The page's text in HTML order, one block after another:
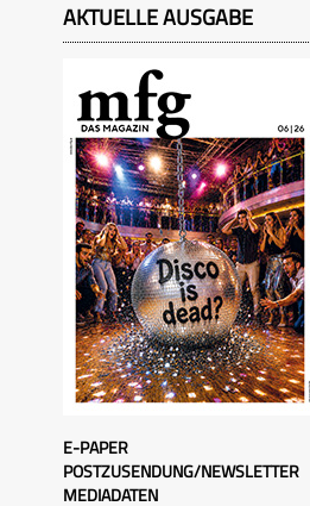
AKTUELLE AUSGABE
E-PAPER
POSTZUSENDUNG/NEWSLETTER
MEDIADATEN